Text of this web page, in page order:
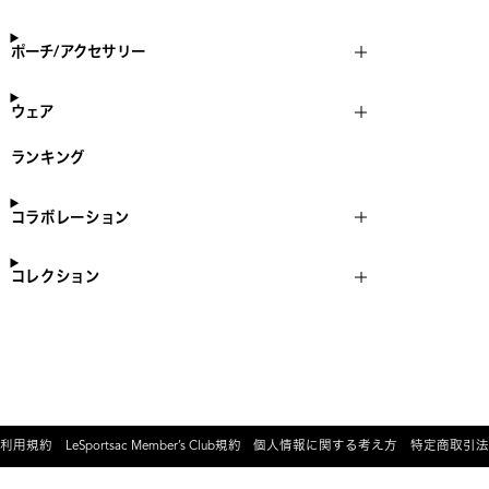
ポーチ/アクセサリー
ウェア
ランキング
コラボレーション
コレクション
利用規約 LeSportsac Member’s Club規約 個人情報に関する考え方 特定商取引